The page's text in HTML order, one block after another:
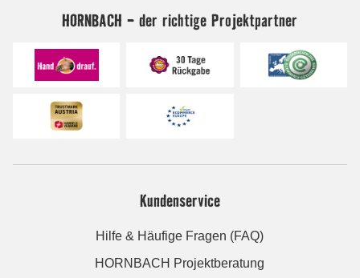
HORNBACH - der richtige Projektpartner
Kundenservice
Hilfe & Häufige Fragen (FAQ)
HORNBACH Projektberatung